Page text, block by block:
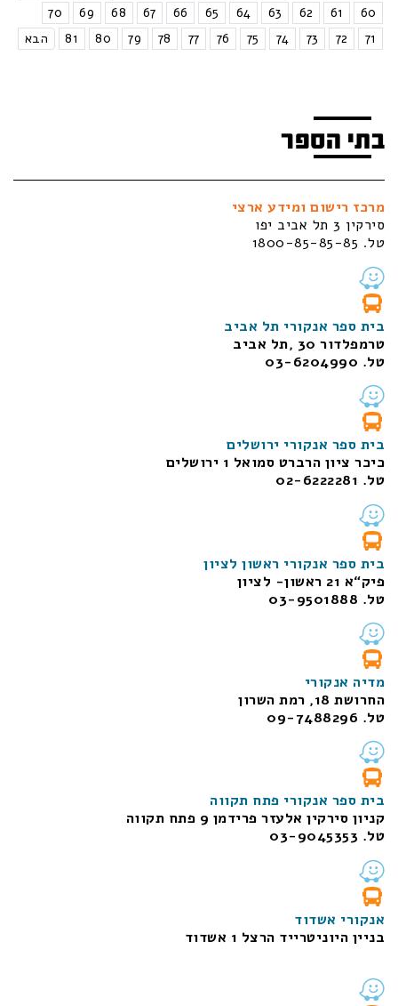
60
61
62
63
64
65
66
67
68
69
70
71
72
73
74
75
76
77
78
79
80
81 הבא
בתי הספר
מרכז רישום ומידע ארצי
סירקין 3 תל אביב יפו
טל. 1800-85-85-85
בית ספר אנקורי תל אביב
טרמפלדור 30 ,תל אביב
טל. 03-6204990
בית ספר אנקורי ירושלים
כיכר ציון הרברט סמואל 1
ירושלים
טל. 02-6222281
בית ספר אנקורי ראשון לציון
פיק“א 21 ראשון- לציון
טל. 03-9501888
מדיה אנקורי
החרושת 18, רמת השרון
טל. 09-7488296
בית ספר אנקורי פתח תקווה
קניון סירקין אלעזר פרידמן 9 פתח תקווה
טל. 03-9045353
אנקורי אשדוד
בניין היוניטרייד הרצל 1 אשדוד